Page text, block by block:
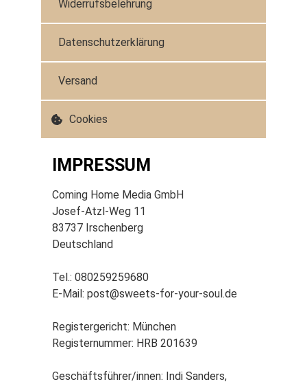
Widerrufsbelehrung
Datenschutzerklärung
Versand
Cookies
IMPRESSUM
Coming Home Media GmbH
Josef-Atzl-Weg 11
83737 Irschenberg
Deutschland
Tel.: 080259259680
E-Mail: post@sweets-for-your-soul.de
Registergericht: München
Registernummer: HRB 201639
Geschäftsführer/innen: Indi Sanders,